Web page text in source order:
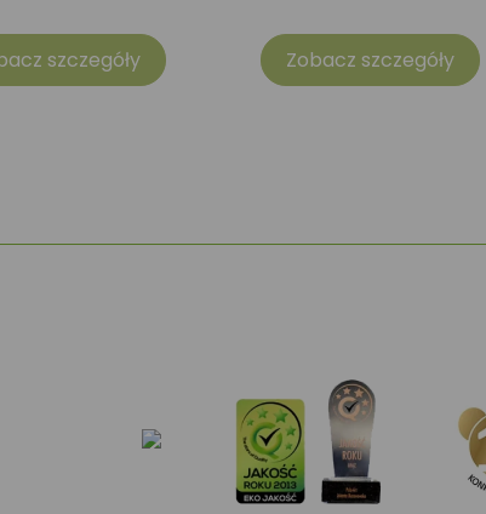
szczegóły Zobacz szczegóły